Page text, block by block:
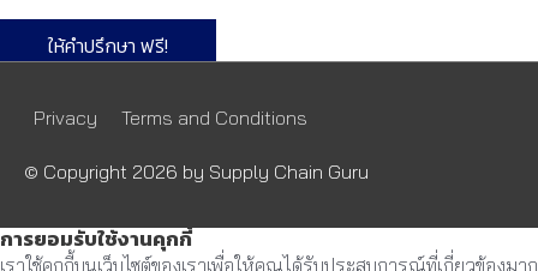
ให้คำปรึกษา ฟรี!
Privacy Terms and Conditions
© Copyright 2026 by Supply Chain Guru
การยอมรับใช้งานคุกกี้
เราใช้คุกกี้บนเว็บไซต์ของเราเพื่อให้คุณได้รับประสบการณ์ที่เกี่ยวข้องมาก